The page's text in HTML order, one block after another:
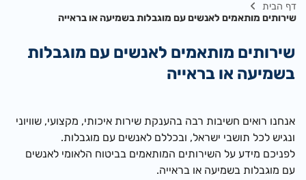
דף הבית
שירותים מותאמים לאנשים עם מוגבלות בשמיעה או בראייה
שירותים מותאמים לאנשים עם מוגבלות
בשמיעה או בראייה
אנחנו רואים חשיבות רבה בהענקת שירות איכותי, מקצועי, שוויוני
ונגיש לכל תושבי ישראל, ובכללם לאנשים עם מוגבלות.
לפניכם מידע על השירותים המותאמים בביטוח הלאומי לאנשים
עם מוגבלות בשמיעה או בראייה.